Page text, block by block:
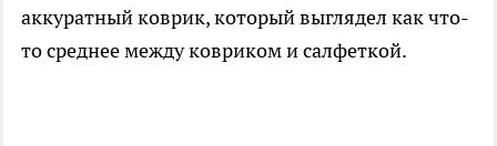
аккуратный коврик, который выглядел как что-
то среднее между ковриком и салфеткой.